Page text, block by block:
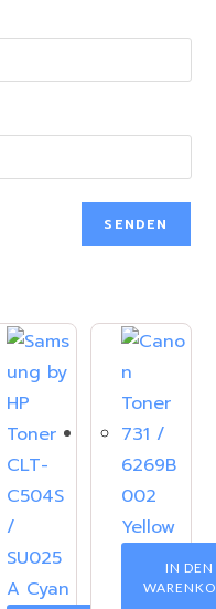
IN DEN